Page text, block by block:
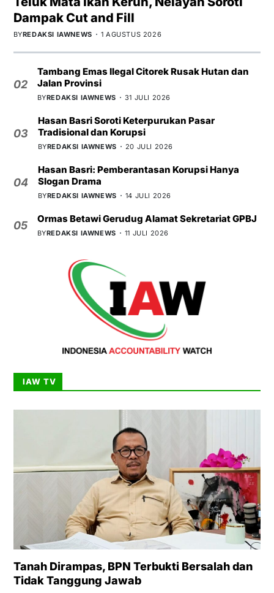
Dampak Cut and Fill
BYREDAKSI IAWNEWS 1 AGUSTUS 2026
02
Tambang Emas Ilegal Citorek Rusak Hutan dan
Jalan Provinsi
BYREDAKSI IAWNEWS 31 JULI 2026
03
Hasan Basri Soroti Keterpurukan Pasar
Tradisional dan Korupsi
BYREDAKSI IAWNEWS 20 JULI 2026
04
Hasan Basri: Pemberantasan Korupsi Hanya
Slogan Drama
BYREDAKSI IAWNEWS 14 JULI 2026
05
Ormas Betawi Gerudug Alamat Sekretariat GPBJ
BYREDAKSI IAWNEWS 11 JULI 2026
IAW TV
Tanah Dirampas, BPN Terbukti Bersalah dan
Tidak Tanggung Jawab